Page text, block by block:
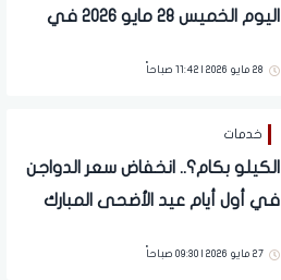
اليوم الخميس 28 مايو 2026 في
28 مايو 2026 | 11:42 صباحاً
خدمات
الكيلو بكام؟.. انخفاض سعر الدواجن
في أول أيام عيد الأضحى المبارك
27 مايو 2026 | 09:30 صباحاً